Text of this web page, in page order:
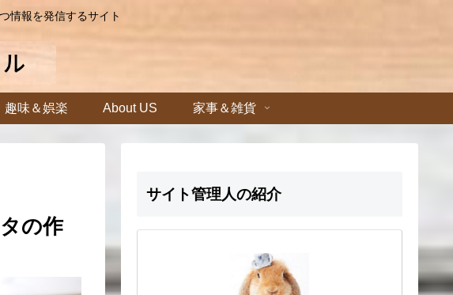
情報を発信するサイト
趣味＆娯楽 About US 家事＆雑貨
の作
サイト管理人の紹介